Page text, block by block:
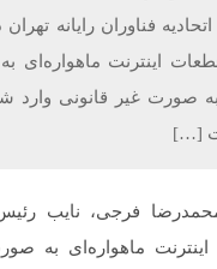
فناوران رایانه
اینترنت ماهواره‌ای
صورت غیر قانونی وارد
[…]
محمدرضا فرجی، نایب
ماهواره‌ای به